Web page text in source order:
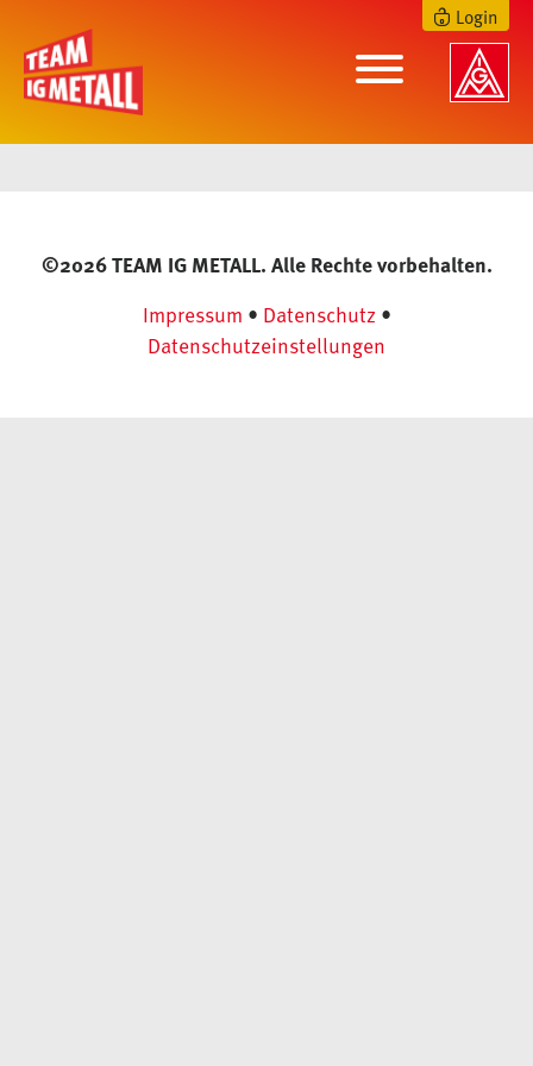
Login
©2026 TEAM IG METALL. Alle Rechte vorbehalten.
Impressum • Datenschutz •
Datenschutzeinstellungen